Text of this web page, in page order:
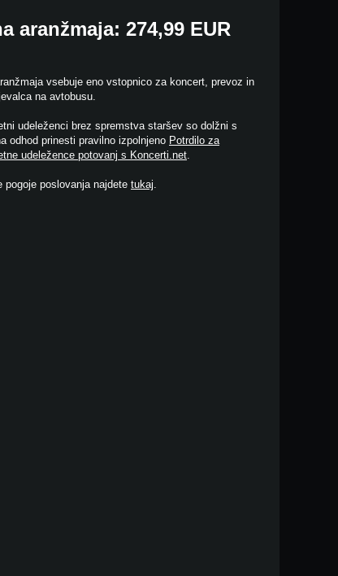
aranžmaja: 274,99 EUR
vsebuje eno vstopnico za koncert, prevoz in
na avtobusu.
udeleženci brez spremstva staršev so dolžni s
odhod prinesti pravilno izpolnjeno Potrdilo za
udeležence potovanj s Koncerti.net.
pogoje poslovanja najdete tukaj.